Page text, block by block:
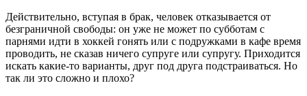
Действительно, вступая в брак, человек отказывается от
безграничной свободы: он уже не может по субботам с
парнями идти в хоккей гонять или с подружками в кафе время
проводить, не сказав ничего супруге или супругу. Приходится
искать какие-то варианты, друг под друга подстраиваться. Но
так ли это сложно и плохо?